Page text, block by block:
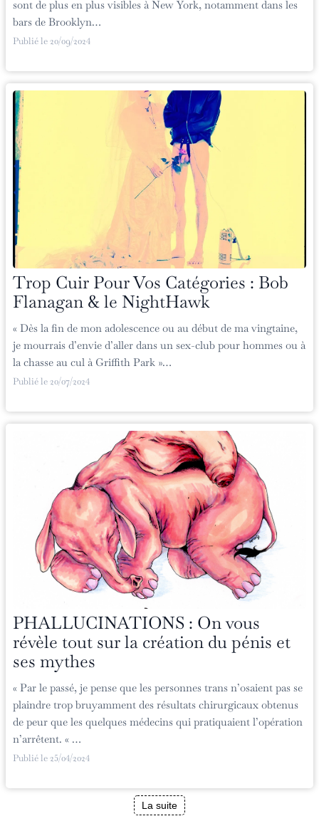
Publié le 20/09/2024
sont de plus en plus visibles à New York, notamment dans les
bars de Brooklyn…
Trop Cuir Pour Vos Catégories : Bob
Flanagan & le NightHawk
Publié le 20/07/2024
« Dès la fin de mon adolescence ou au début de ma vingtaine,
je mourrais d’envie d’aller dans un sex-club pour hommes ou à
la chasse au cul à Griffith Park »…
PHALLUCINATIONS : On vous
révèle tout sur la création du pénis et
ses mythes
Publié le 25/04/2024
« Par le passé, je pense que les personnes trans n’osaient pas se
plaindre trop bruyamment des résultats chirurgicaux obtenus
de peur que les quelques médecins qui pratiquaient l’opération
n’arrêtent. « …
La suite